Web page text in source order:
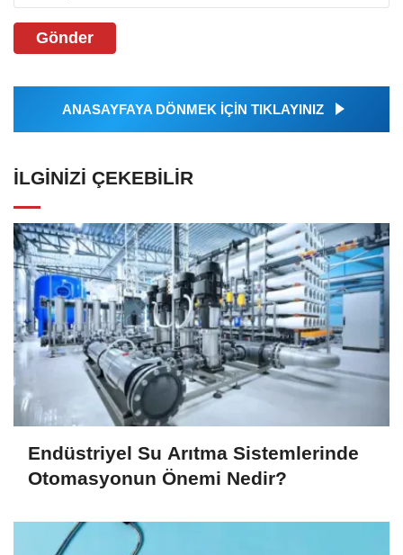
Gönder
ANASAYFAYA DÖNMEK İÇİN TIKLAYINIZ
İLGINIZI ÇEKEBILIR
Endüstriyel Su Arıtma Sistemlerinde
Otomasyonun Önemi Nedir?